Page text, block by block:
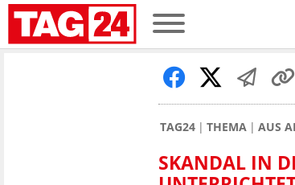
TAG24 THEMA AUS
SKANDAL IN